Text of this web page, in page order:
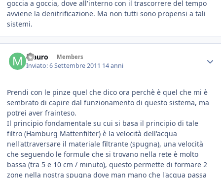
goccia a goccia, dove all'interno con il trascorrere del tempo
avviene la denitrificazione. Ma non tutti sono propensi a tali
sistemi.
Mauro Members
Inviato:6 Settembre 2011 14 anni
Prendi con le pinze quel che dico ora perchè è quel che mi è
sembrato di capire dal funzionamento di questo sistema, ma
potrei aver frainteso.
Il principio fondamentale su cui si basa il principio di tale
filtro (Hamburg Mattenfilter) è la velocità dell'acqua
nell'attraversare il materiale filtrante (spugna), una velocità
che seguendo le formule che si trovano nella rete è molto
bassa (tra 5 e 10 cm / minuto), questo permette di formare 2
zone nella nostra spugna dove man mano che l'acqua passa